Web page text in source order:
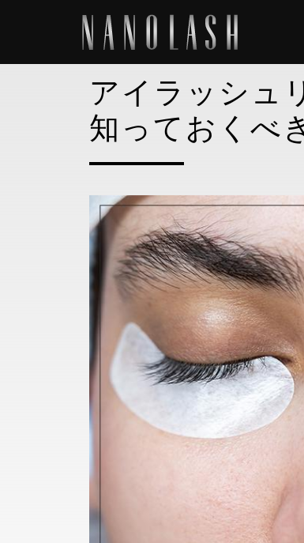
アイラッシュ
知っておくべ